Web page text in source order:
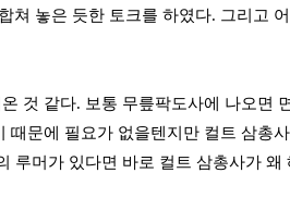
쳐 놓은 듯한 토크를 하였다. 그리고
것 같다. 보통 무릎팍도사에 나오면
때문에 필요가 없을텐지만 컬트 삼총
루머가 있다면 바로 컬트 삼총사가